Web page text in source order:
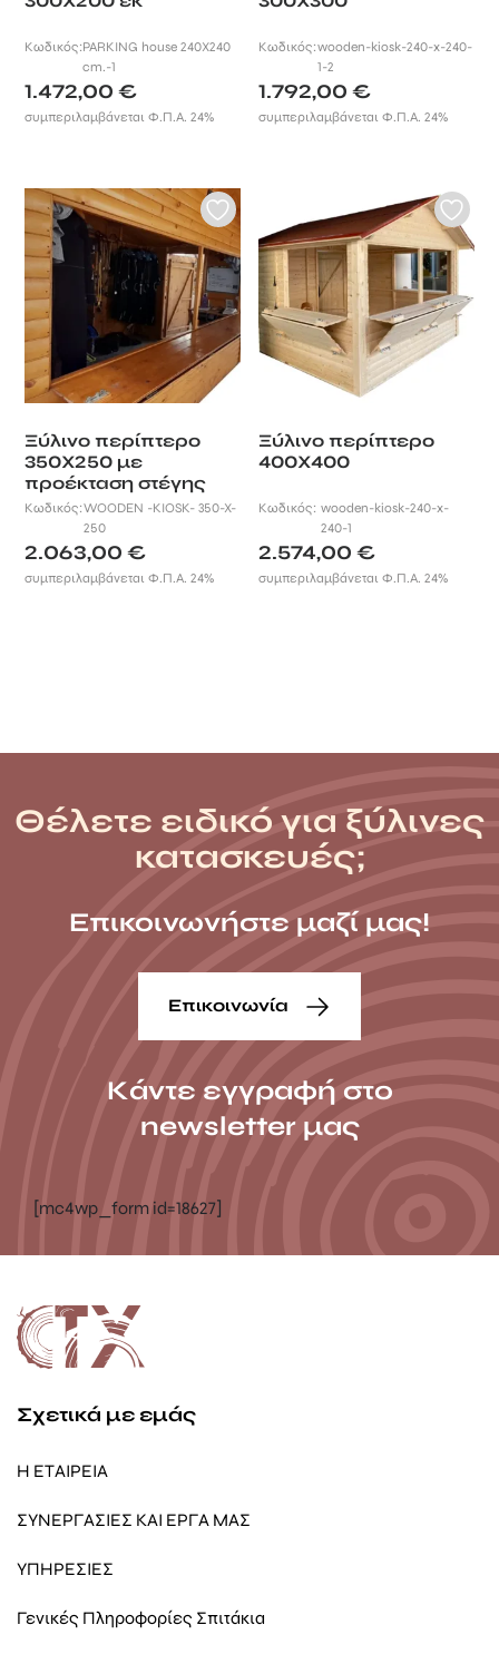
Κωδικός:PARKING house 240X240
cm.-1
1.472,00€
συμπεριλαμβάνεται Φ.Π.Α. 24%
Κωδικός:wooden-kiosk-240-x-240-
1-2
1.792,00€
συμπεριλαμβάνεται Φ.Π.Α. 24%
Ξύλινο περίπτερο
350Χ250 με
προέκταση στέγης
Κωδικός:WOODEN -KIOSK- 350-X-
250
2.063,00€
συμπεριλαμβάνεται Φ.Π.Α. 24%
Ξύλινο περίπτερο
400Χ400
Κωδικός: wooden-kiosk-240-x-
240-1
2.574,00€
συμπεριλαμβάνεται Φ.Π.Α. 24%
Θέλετε ειδικό για ξύλινες
κατασκευές;
Επικοινωνήστε μαζί μας!
Επικοινωνία
Κάντε εγγραφή στο
newsletter μας
[mc4wp_form id=18627]
Σχετικά με εμάς
Η ΕΤΑΙΡΕΙΑ
ΣΥΝΕΡΓΑΣΙΕΣ ΚΑΙ ΕΡΓΑ ΜΑΣ
ΥΠΗΡΕΣΙΕΣ
Γενικές Πληροφορίες Σπιτάκια